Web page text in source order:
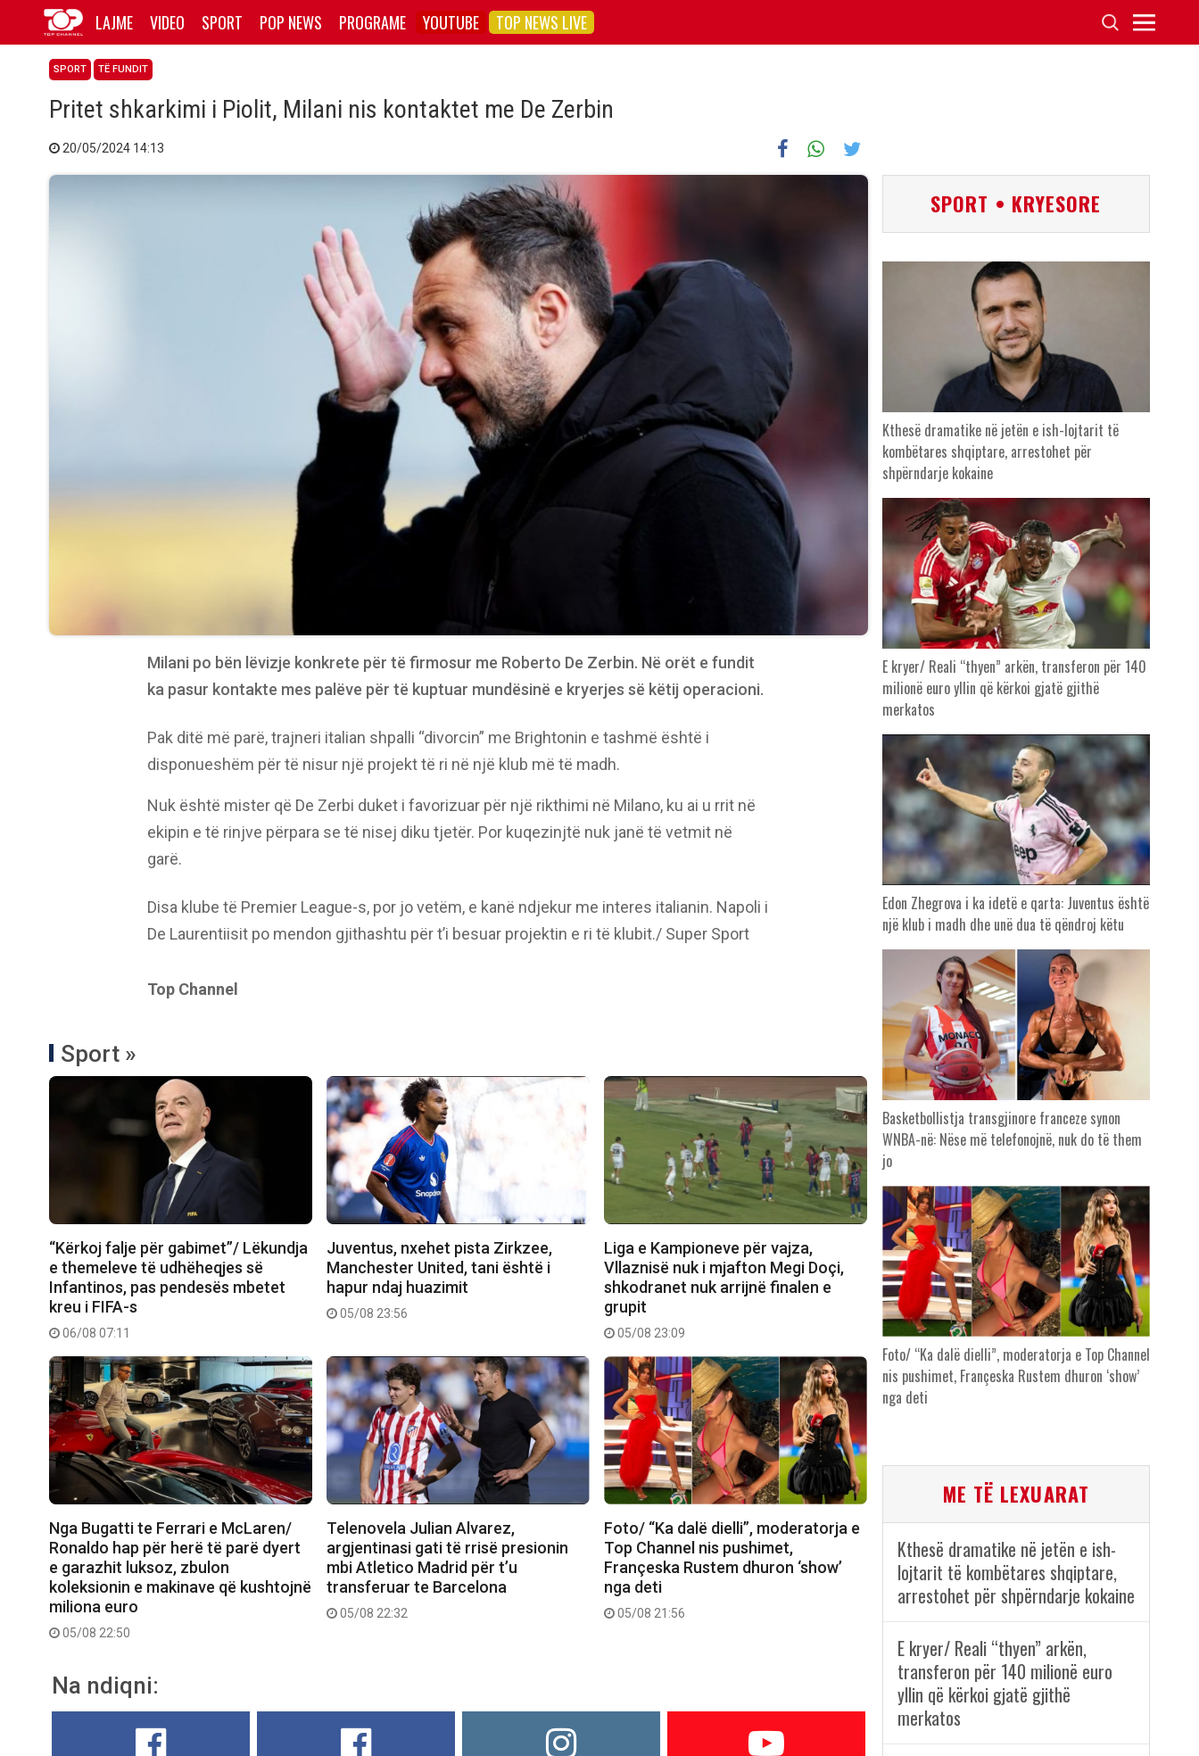
LAJME VIDEO SPORT POP NEWS PROGRAME YOUTUBE TOP NEWS LIVE
SPORT TË FUNDIT
Pritet shkarkimi i Piolit, Milani nis kontaktet me De Zerbin
20/05/2024 14:13
Milani po bën lëvizje konkrete për të firmosur me Roberto De Zerbin. Në orët e fundit
ka pasur kontakte mes palëve për të kuptuar mundësinë e kryerjes së këtij operacioni.
Pak ditë më parë, trajneri italian shpalli “divorcin” me Brightonin e tashmë është i
disponueshëm për të nisur një projekt të ri në një klub më të madh.
Nuk është mister që De Zerbi duket i favorizuar për një rikthimi në Milano, ku ai u rrit në
ekipin e të rinjve përpara se të nisej diku tjetër. Por kuqezinjtë nuk janë të vetmit në
garë.
Disa klube të Premier League-s, por jo vetëm, e kanë ndjekur me interes italianin. Napoli i
De Laurentiisit po mendon gjithashtu për t’i besuar projektin e ri të klubit./ Super Sport
Top Channel
Sport »
“Kërkoj falje për gabimet”/ Lëkundja
e themeleve të udhëheqjes së
Infantinos, pas pendesës mbetet
kreu i FIFA-s
06/08 07:11
Juventus, nxehet pista Zirkzee,
Manchester United, tani është i
hapur ndaj huazimit
05/08 23:56
Liga e Kampioneve për vajza,
Vllaznisë nuk i mjafton Megi Doçi,
shkodranet nuk arrijnë finalen e
grupit
05/08 23:09
Nga Bugatti te Ferrari e McLaren/
Ronaldo hap për herë të parë dyert
e garazhit luksoz, zbulon
koleksionin e makinave që kushtojnë
miliona euro
05/08 22:50
Telenovela Julian Alvarez,
argjentinasi gati të rrisë presionin
mbi Atletico Madrid për t’u
transferuar te Barcelona
05/08 22:32
Foto/ “Ka dalë dielli”, moderatorja e
Top Channel nis pushimet,
Françeska Rustem dhuron ‘show’
nga deti
05/08 21:56
Na ndiqni:
SPORT • KRYESORE
Kthesë dramatike në jetën e ish-lojtarit të
kombëtares shqiptare, arrestohet për
shpërndarje kokaine
E kryer/ Reali “thyen” arkën, transferon për 140
milionë euro yllin që kërkoi gjatë gjithë
merkatos
Edon Zhegrova i ka idetë e qarta: Juventus është
një klub i madh dhe unë dua të qëndroj këtu
Basketbollistja transgjinore franceze synon
WNBA-në: Nëse më telefonojnë, nuk do të them
jo
Foto/ “Ka dalë dielli”, moderatorja e Top Channel
nis pushimet, Françeska Rustem dhuron ‘show’
nga deti
ME TË LEXUARAT
Kthesë dramatike në jetën e ish-
lojtarit të kombëtares shqiptare,
arrestohet për shpërndarje kokaine
E kryer/ Reali “thyen” arkën,
transferon për 140 milionë euro
yllin që kërkoi gjatë gjithë
merkatos